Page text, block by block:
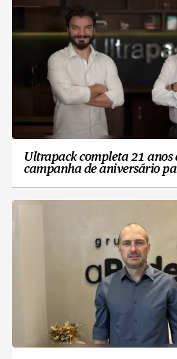
Ultrapack completa 21 anos
campanha de aniversário